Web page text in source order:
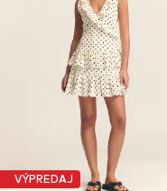
VÝPREDAJ